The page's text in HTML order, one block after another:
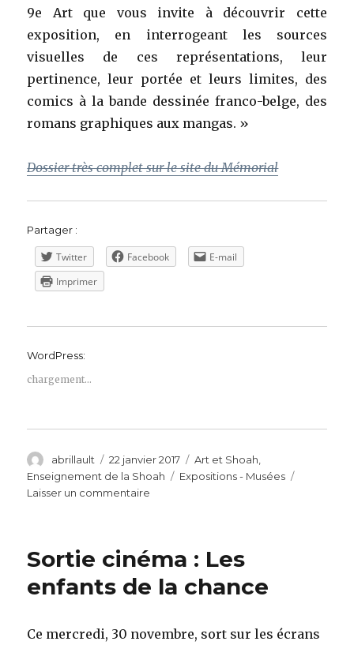
9e Art que vous invite à découvrir cette
exposition, en interrogeant les sources
visuelles de ces représentations, leur
pertinence, leur portée et leurs limites, des
comics à la bande dessinée franco-belge, des
romans graphiques aux mangas. »
Dossier très complet sur le site du Mémorial
Partager :
Twitter Facebook
E-mail
Imprimer
WordPress:
chargement…
Auteur
abrillault
Publié
le
22 janvier 2017 Catégories
Art et Shoah,
Enseignement de la Shoah
Étiquettes
Expositions - Musées
Laisser un commentaire
Dessinée.
au
Sortie cinéma : Les
enfants de la chance
Ce mercredi, 30 novembre, sort sur les écrans